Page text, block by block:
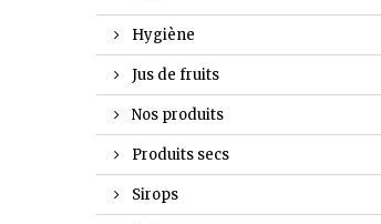
Hygiène
Jus de fruits
Nos produits
Produits secs
Sirops